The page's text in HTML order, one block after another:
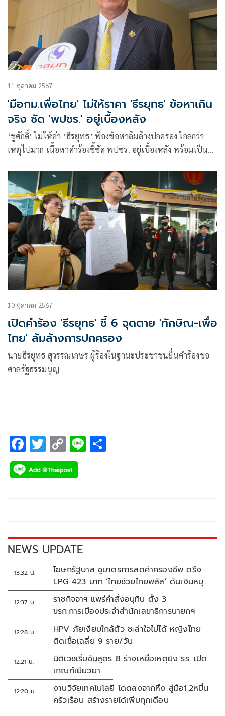
11 ตุลาคม 2567
'มือกม.เพื่อไทย' ไม่ให้ราคา 'ธีรยุทธ' ข้อหาเกิน
จริง ซัด 'พปชร.' อยู่เบื้องหลัง
‘ชูศักดิ์​’ ไม่ให้ค่า ‘ธีร​ยุทธ​’ ฟ้องข้อหาล้มล้างปกครอง ไกลกว่า
เหตุไปมาก เนื้อหาคำร้องชี้ชัด พปชร. อยู่เบื้องหลัง พร้อมเป็น
10 ตุลาคม 2567
เปิดคำร้อง 'ธีรยุทธ' ชี้ 6 จุดตาย 'ทักษิณ-เพื่อ
ไทย' ล้มล้างการปกครอง
นายธีรยุทธ สุวรรณเกษร ผู้ร้องในฐานะประชาชนยื่นคำร้องขอ
ศาลรัฐธรรมนูญ
F
ac
e
k
T
wi
tt
C
o
p
k
Li
NEWS UPDATE
13:32 น.
โฆษกรัฐบาล ชูมาตรการลดค่าครองชีพ ตรึง
LPG 423 บาท ‘ไทยช่วยไทยพลัส’ ดันเงินหมุน
แสนล้าน
12:37 น.
ราชกิจจาฯ แพร่คำสั่งอนุทิน ตั้ง 3
ขรก.การเมืองประจำสำนักเลขาธิการนายกฯ
12:28 น.
HPV ภัยเงียบใกล้ตัว ชะล่าใจไม่ได้ หญิงไทย
ติดเชื้อเฉลี่ย 9 ราย/วัน
12:21 น.
นิติเวชเริ่มชันสูตร 8 ร่างเหยื่อเหตุยิง รร. เปิด
เกณฑ์เยียวยา
12:20 น.
งานวิจัยเทคโนโลยี โดดลงจากหิ้ง สู่มือ1.2หมื่น
ครัวเรือน สร้างรายได้เพิ่มทุกเดือน